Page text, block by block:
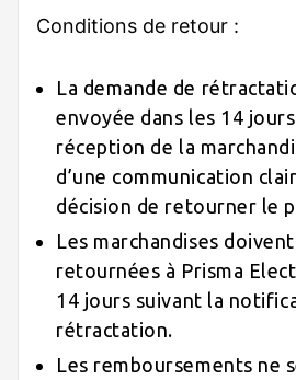
Conditions de retour :
La demande de
envoyée dans les 14
réception de la
d’une communication
décision de retourner le
Les marchandises
retournées à Prisma
14 jours suivant la
rétractation.
Les remboursements ne